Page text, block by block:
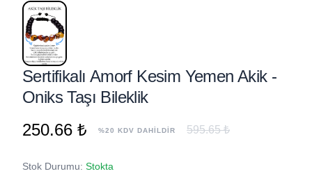
Sertifikalı Amorf Kesim Yemen Akik -
Oniks Taşı Bileklik
250.66 ₺
%20 KDV DAHİLDİR 595.65 ₺
Stok Durumu: Stokta